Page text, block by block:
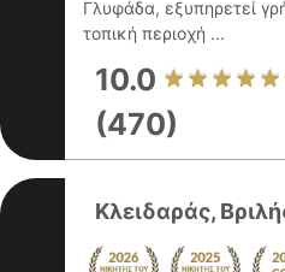
Γλυφάδα, εξυπηρετεί
τοπική περιοχή ...
10.0
(470)
Κλειδαράς,